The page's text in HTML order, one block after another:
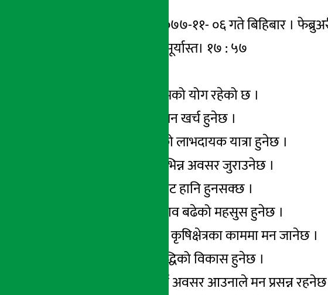
काठमाडौँ । मिति २०७७-११- ०६ गते बिहिबार ।
सूर्योदय । ०६ : ४१ सूर्यास्त। १७ : ५७
मेष – व्यापारमा लाभको योग रहेको छ ।
वृष – सौन्दर्यतामा धन खर्च हुनेछ ।
मिथुन – छोटो दुरीको लाभदायक यात्रा हुनेछ ।
कर्कट – भाग्यले विभिन्न अवसर जुराउनेछ ।
सिंह – लामो यात्राबाट हानि हुनसक्छ ।
कन्या – दबाब र तनाव बढेको महसुस हुनेछ ।
तुला – श्रममूलक वा कृषिक्षेत्रका काममा मन जानेछ ।
वृश्चिक – विद्या र बुद्धिको विकास हुनेछ ।
धनु – एकपछि अर्को अवसर आउनाले मन प्रसन्न रहनेछ